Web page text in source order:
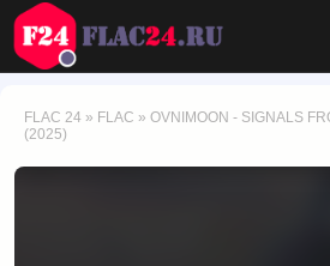
FLAC 24 » FLAC » OVNIMOON - SIGNALS
(2025)